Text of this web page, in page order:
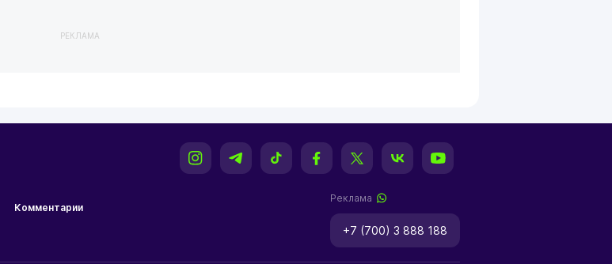
РЕКЛАМА
Комментарии
Реклама
+7 (700) 3 888 188